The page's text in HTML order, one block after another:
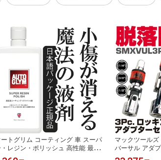
ートグリム コーティング 車 スーパ
・レジン・ポリッシュ 高性能 最高
のツヤと輝き 簡単 スピーディー 安
マックツール
バーサル アダ
3PT MAC